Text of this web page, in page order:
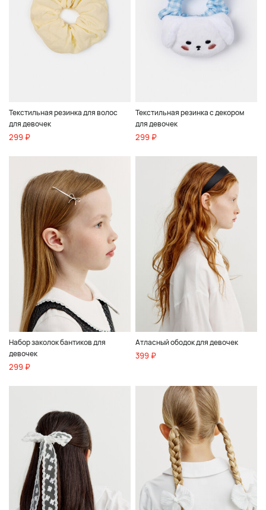
Текстильная резинка для волос
для девочек
299 ₽
Текстильная резинка с декором
для девочек
299 ₽
Набор заколок бантиков для
девочек
299 ₽
Атласный ободок для девочек
399 ₽